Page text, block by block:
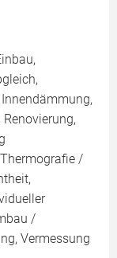
/
/
Vermessung